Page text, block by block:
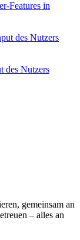
Features in
des Nutzers
gemeinsam an
– alles an